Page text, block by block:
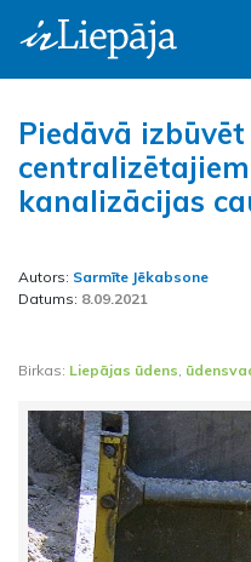
Piedāvā
kanalizācijas
Autors: Sarmīte Jēkabsone
Datums: 8.09.2021
Birkas: Liepājas ūdens